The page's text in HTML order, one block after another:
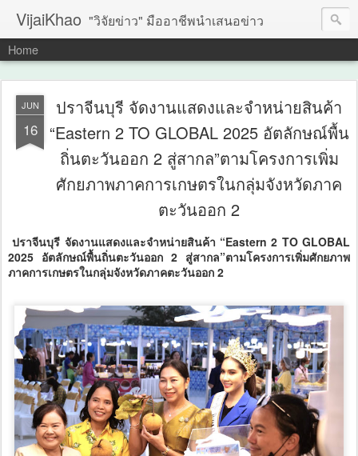
VijaiKhao "วิจัยข่าว" มืออาชีพนำเสนอข่าว
Home
JUN
16
ปราจีนบุรี​ จัดงานแสดงและจำหน่ายสินค้า
“Eastern 2 TO GLOBAL 2025 อัตลักษณ์พื้น
ถิ่นตะวันออก 2 สู่สากล”ตามโครงการเพิ่ม
ศักยภาพภาคการเกษตรในกลุ่มจังหวัดภาค
ตะวันออก 2
ปราจีนบุรี​ จัดงานแสดงและจำหน่ายสินค้า “Eastern 2 TO GLOBAL
2025 อัตลักษณ์พื้นถิ่นตะวันออก 2 สู่สากล”ตามโครงการเพิ่มศักยภาพ
ภาคการเกษตรในกลุ่มจังหวัดภาคตะวันออก 2